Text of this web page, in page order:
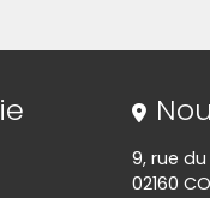
contact
9, rue
02160